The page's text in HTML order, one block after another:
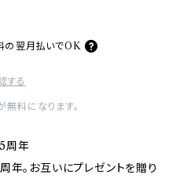
の 翌月払いでOK
する
料になります。
周年
。お互いにプレゼントを贈り